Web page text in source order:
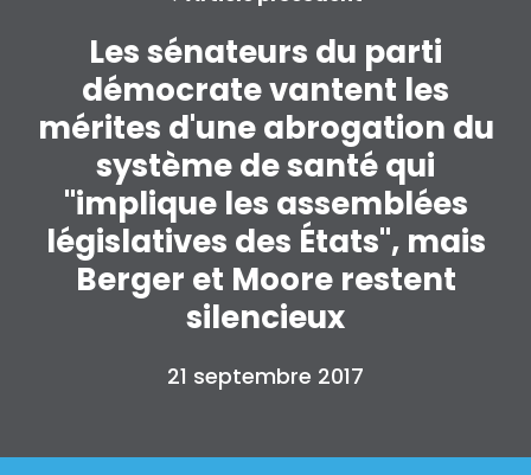
Les sénateurs du parti
démocrate vantent les
mérites d'une abrogation du
système de santé qui
"implique les assemblées
législatives des États", mais
Berger et Moore restent
silencieux
21 septembre 2017